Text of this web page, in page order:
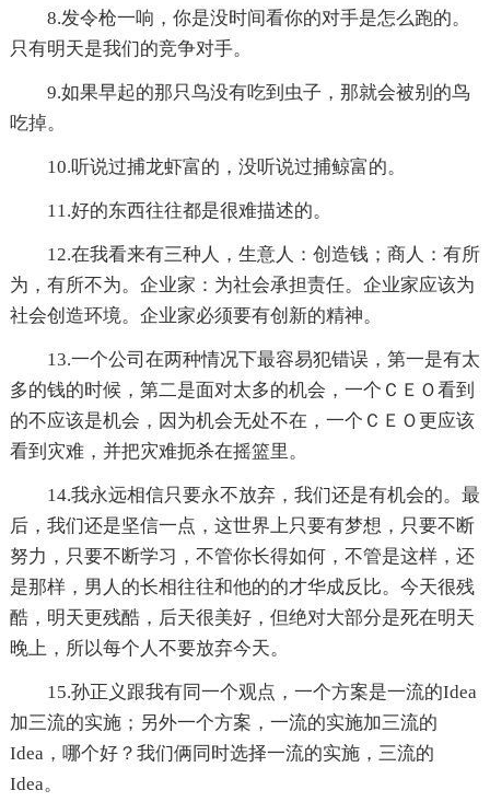
8.发令枪一响，你是没时间看你的对手是怎么跑的。
只有明天是我们的竞争对手。
9.如果早起的那只鸟没有吃到虫子，那就会被别的鸟
吃掉。
10.听说过捕龙虾富的，没听说过捕鲸富的。
11.好的东西往往都是很难描述的。
12.在我看来有三种人，生意人：创造钱；商人：有所
为，有所不为。企业家：为社会承担责任。企业家应该为
社会创造环境。企业家必须要有创新的精神。
13.一个公司在两种情况下最容易犯错误，第一是有太
多的钱的时候，第二是面对太多的机会，一个ＣＥＯ看到
的不应该是机会，因为机会无处不在，一个ＣＥＯ更应该
看到灾难，并把灾难扼杀在摇篮里。
14.我永远相信只要永不放弃，我们还是有机会的。最
后，我们还是坚信一点，这世界上只要有梦想，只要不断
努力，只要不断学习，不管你长得如何，不管是这样，还
是那样，男人的长相往往和他的的才华成反比。今天很残
酷，明天更残酷，后天很美好，但绝对大部分是死在明天
晚上，所以每个人不要放弃今天。
15.孙正义跟我有同一个观点，一个方案是一流的Idea
加三流的实施；另外一个方案，一流的实施加三流的
Idea，哪个好？我们俩同时选择一流的实施，三流的
Idea。